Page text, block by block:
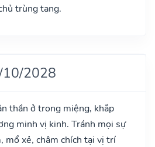
trùng tang.
10/2028
thần ở trong miệng, khắp
minh vị kinh. Tránh mọi sự
mổ xẻ, châm chích tại vị trí